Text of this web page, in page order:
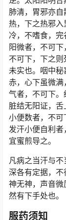
肺清，胃邪亦
热，下之热邪
冷，不嗜食，完
阳微者，不可下
不可下，下之
未实也。咽中
赤，心下虽微
气者，不可下。
脏结无阳证，舌
小便数者，不
发汗小便自利者
宜蜜煎导之。
凡病之当汗与
深各有定据，
神无神，声音
然有下手处也。
服药须知